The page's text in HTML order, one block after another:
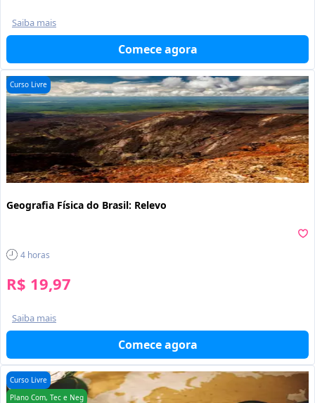
Saiba mais
Comece agora
Curso Livre
Geografia Física do Brasil: Relevo
4 horas
R$ 19,97
Saiba mais
Comece agora
Curso Livre
Plano Com, Tec e Neg